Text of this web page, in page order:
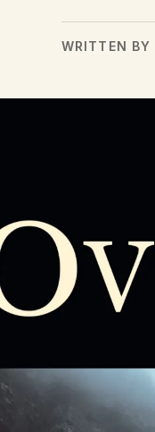
WRITTEN BY